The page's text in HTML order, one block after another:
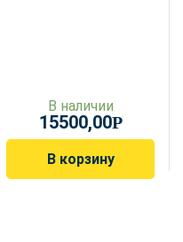
В наличии
15500,00Р
В корзину